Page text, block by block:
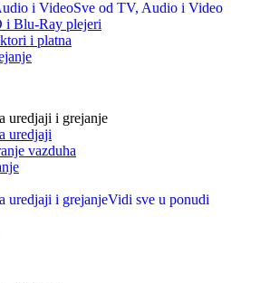
i VideoSve od TV, Audio i Video
i Blu-Ray plejeri
i platna
uredjaji i grejanje
uredjaji
vazduha
uredjaji i grejanjeVidi sve u ponudi